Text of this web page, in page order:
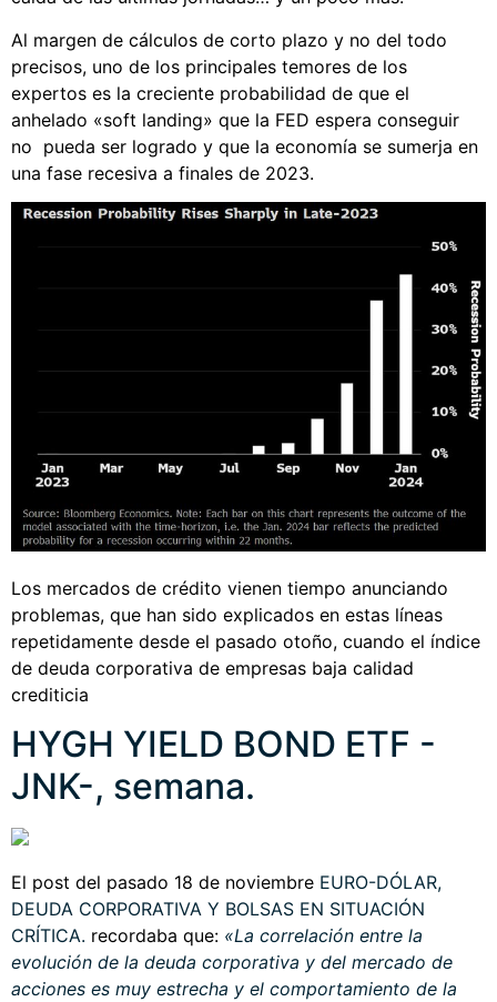
Al margen de cálculos de corto plazo y no del todo
precisos, uno de los principales temores de los
expertos es la creciente probabilidad de que el
anhelado «soft landing» que la FED espera conseguir
no pueda ser logrado y que la economía se sumerja en
una fase recesiva a finales de 2023.
Los mercados de crédito vienen tiempo anunciando
problemas, que han sido explicados en estas líneas
repetidamente desde el pasado otoño, cuando el índice
de deuda corporativa de empresas baja calidad
crediticia
HYGH YIELD BOND ETF -
JNK-, semana.
El post del pasado 18 de noviembre EURO-DÓLAR,
DEUDA CORPORATIVA Y BOLSAS EN SITUACIÓN
CRÍTICA. recordaba que: «La correlación entre la
evolución de la deuda corporativa y del mercado de
acciones es muy estrecha y el comportamiento de la